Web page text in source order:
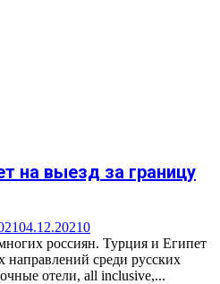
на выезд за границу
04.12.20210
россиян. Турция и Египет
среди русских
отели, all inclusive,...